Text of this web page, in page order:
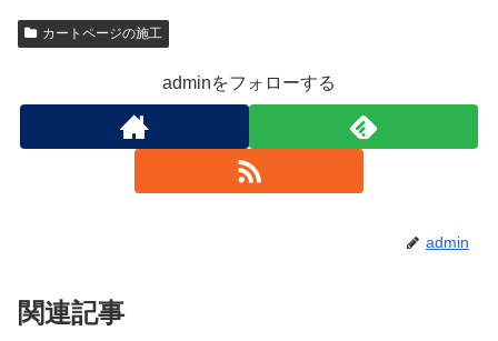
カートページの施工
adminをフォローする
admin
関連記事